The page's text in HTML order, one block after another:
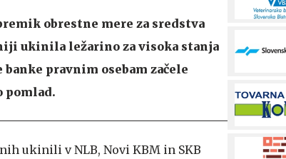
obrestne mere za sredstva
ukinila ležarino za visoka stanja
pravnim osebam začele
pomlad.
ukinili v NLB, Novi KBM in SKB